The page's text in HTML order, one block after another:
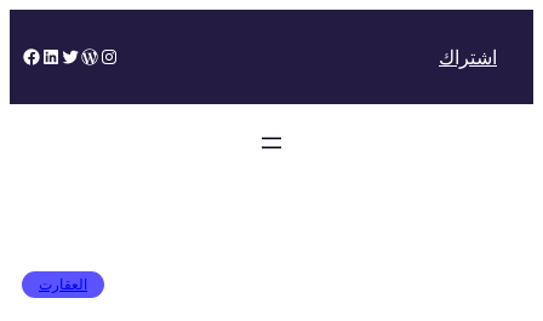
to
Facebook
LinkedIn
Twitter
WordPress
Instagram اشتراك
العقارت